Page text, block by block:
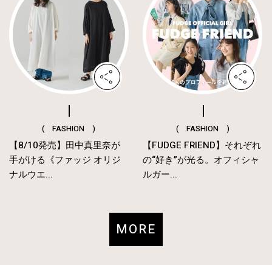
( FASHION )
【8/10発売】田中真里奈が
手がける《ファッジ オリジ
ナルウエ...
( FASHION )
【FUDGE FRIEND】それぞれ
の“好き”が光る。オフィシャ
ルガー...
MORE